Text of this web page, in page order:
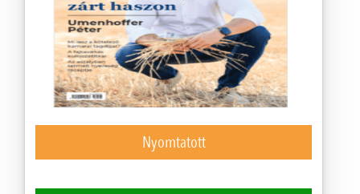
Nyomtatott